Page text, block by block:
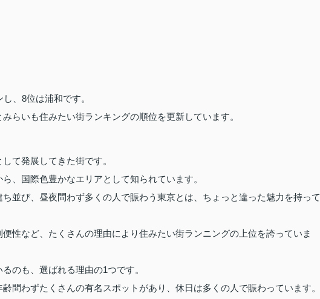
、8位は浦和です。
らいも住みたい街ランキングの順位を更新しています。
て発展してきた街です。
、国際色豊かなエリアとして知られています。
並び、昼夜問わず多くの人で賑わう東京とは、ちょっと違った魅力を持って
性など、たくさんの理由により住みたい街ランニングの上位を誇っていま
のも、選ばれる理由の1つです。
問わずたくさんの有名スポットがあり、休日は多くの人で賑わっています。